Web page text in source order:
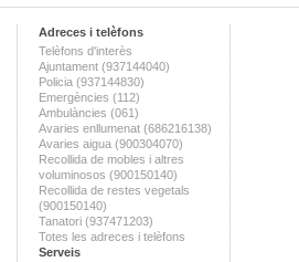
Adreces i telèfons
Telèfons d'interès
Ajuntament (937144040)
Policia (937144830)
Emergències (112)
Ambulàncies (061)
Avaries enllumenat (686216138)
Avaries aigua (900304070)
Recollida de mobles i altres
voluminosos (900150140)
Recollida de restes vegetals
(900150140)
Tanatori (937471203)
Totes les adreces i telèfons
Serveis